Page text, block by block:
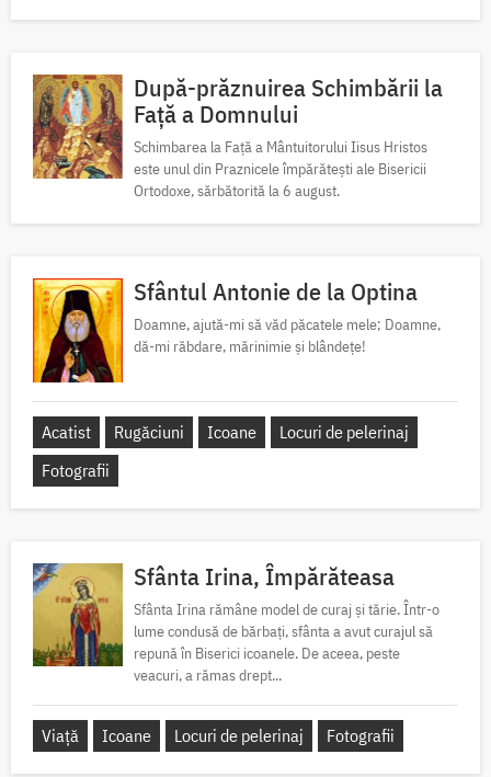
După-prăznuirea Schimbării la
Față a Domnului
Schimbarea la Față a Mântuitorului Iisus Hristos
este unul din Praznicele împărătești ale Bisericii
Ortodoxe, sărbătorită la 6 august.
Sfântul Antonie de la Optina
Doamne, ajută-mi să văd păcatele mele; Doamne,
dă-mi răbdare, mărinimie şi blândeţe!
Acatist Rugăciuni Icoane
Locuri de pelerinaj
Fotografii
Sfânta Irina, Împărăteasa
Sfânta Irina rămâne model de curaj și tărie. Într-o
lume condusă de bărbați, sfânta a avut curajul să
repună în Biserici icoanele. De aceea, peste
veacuri, a rămas drept...
Viață Icoane Locuri de pelerinaj Fotografii